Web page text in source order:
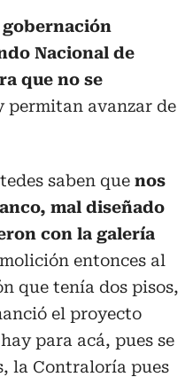
gobernación
Nacional de
que no se
permitan avanzar de
saben que nos
mal diseñado
con la galería
entonces al
que tenía dos pisos,
el proyecto
para acá, pues se
la Contraloría pues